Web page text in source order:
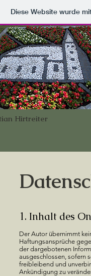
Diese Website wurde
Hirtreiter
1. Inhalt des
Der Autor übernimmt
Haftungsansprüche
der dargebotenen
ausgeschlossen, sofern
freibleibend und
Ankündigung zu